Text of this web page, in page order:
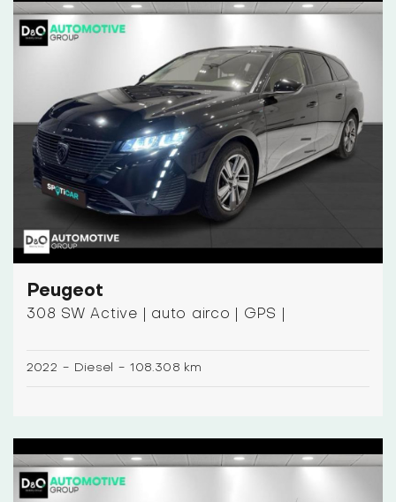
Peugeot
308 SW Active | auto airco | GPS |
2022 - Diesel - 108.308 km